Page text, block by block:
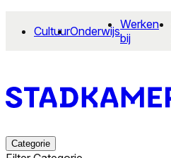
CultuurOnderwijsWerken
bij
Categorie